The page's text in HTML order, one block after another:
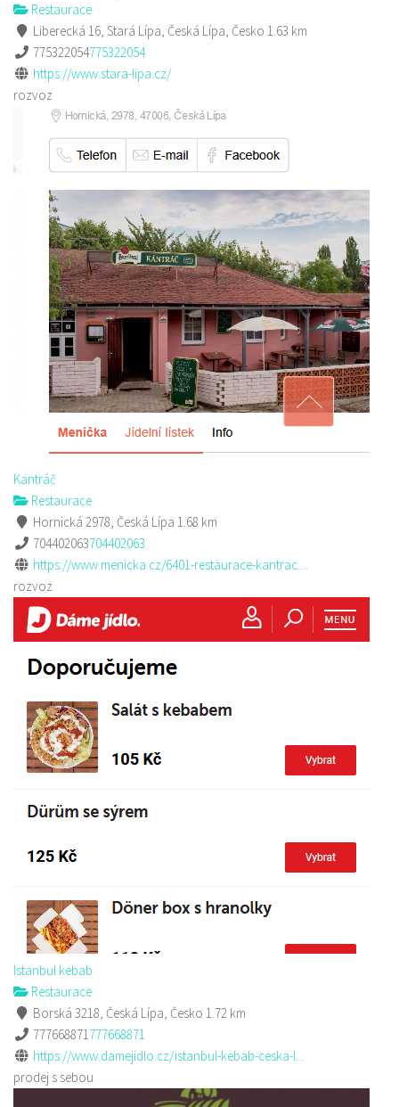
Restaurace
Liberecká 16, Stará Lípa, Česká Lípa, Česko 1.63 km
775322054775322054
https://www.stara-lipa.cz/
rozvoz
Kantráč
Restaurace
Hornická 2978, Česká Lípa 1.68 km
704402063704402063
https://www.menicka.cz/6401-restaurace-kantrac....
rozvoz
Istanbul kebab
Restaurace
Borská 3218, Česká Lípa, Česko 1.72 km
777668871777668871
https://www.damejidlo.cz/istanbul-kebab-ceska-l...
prodej s sebou